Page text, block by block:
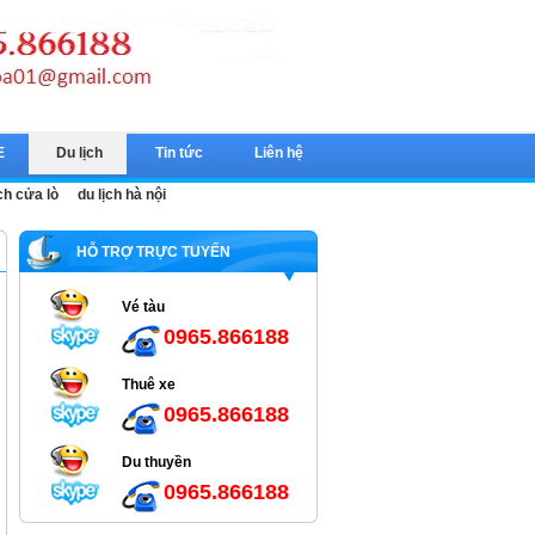
Du lịch
cửa lò du lịch hà nội
Tin tức Liên hệ
HỖ TRỢ TRỰC TUYẾN
Vé tàu
0965.866188
Thuê xe
0965.866188
Du thuyền
0965.866188